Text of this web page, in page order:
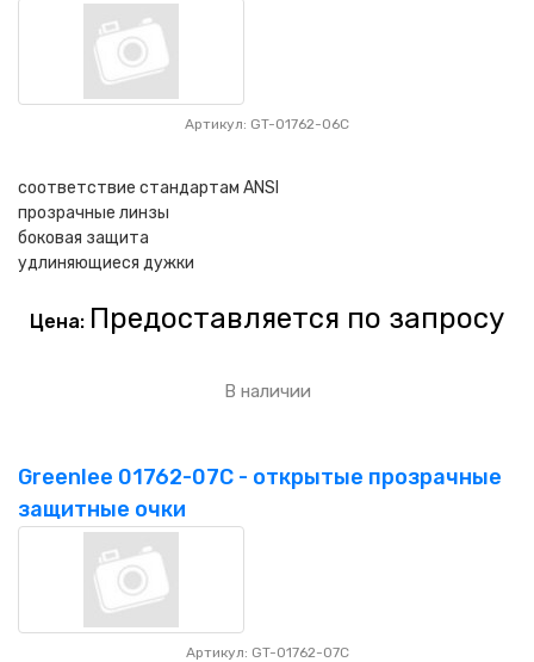
Артикул: GT-01762-06C
соответствие стандартам ANSI
прозрачные линзы
боковая защита
удлиняющиеся дужки
Цена: Предоставляется по запросу
В наличии
Greenlee 01762-07C - открытые прозрачные
защитные очки
Артикул: GT-01762-07C